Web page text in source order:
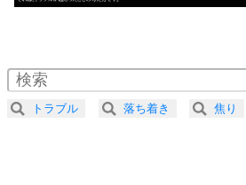
気楽に生きる30の方法
4 器の大きい人は、怒
2.0倍速 （375KB 1分35秒）
2.5倍速 （300KB 1分16秒）
3.0倍速 （250KB 1分3秒）
トラブル 落ち着き 焦り